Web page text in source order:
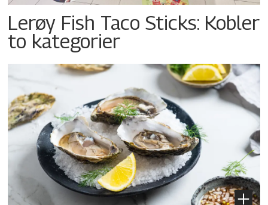
Lerøy Fish Taco Sticks: Kobler
to kategorier